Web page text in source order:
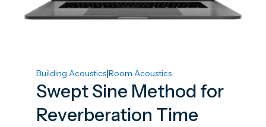
Building Acoustics|Room Acoustics
Swept Sine Method for
Reverberation Time